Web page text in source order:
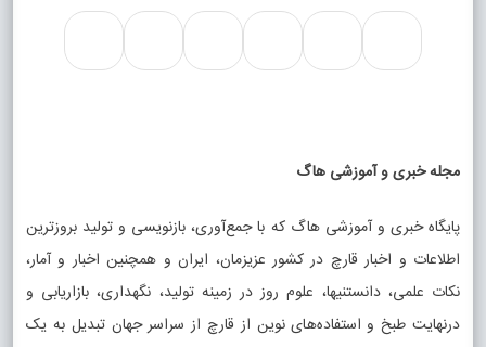
مجله خبری و آموزشی هاگ
پایگاه خبری و آموزشی هاگ که با جمع‌آوری، بازنویسی و تولید بروزترین
اطلاعات و اخبار قارچ در کشور عزیزمان، ایران و همچنین اخبار و آمار،
نکات علمی، دانستنیها، علوم روز در زمینه تولید، نگهداری، بازاریابی و
درنهایت طبخ و استفاده‌های نوین از قارچ از سراسر جهان تبدیل به یک